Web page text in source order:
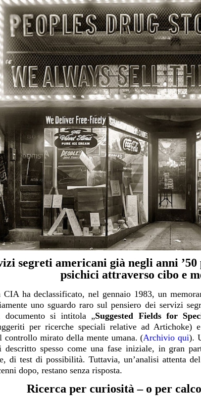
segreti americani già negli anni
psichici attraverso cibo e
CIA ha declassificato, nel gennaio 1983, un
uno sguardo raro sul pensiero dei servizi
documento si intitola „Suggested Fields for
per ricerche speciali relative ad Artichoke)
controllo mirato della mente umana. (Archivio qui).
descritto spesso come una fase iniziale, in gran
di test di possibilità. Tuttavia, un’analisi attenta
dopo, restano senza risposta.
Ricerca per curiosità – o per